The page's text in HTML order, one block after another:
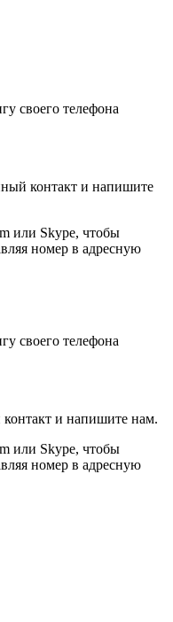
своего телефона
контакт и напишите
или Skype, чтобы
номер в адресную
своего телефона
и напишите нам.
или Skype, чтобы
номер в адресную